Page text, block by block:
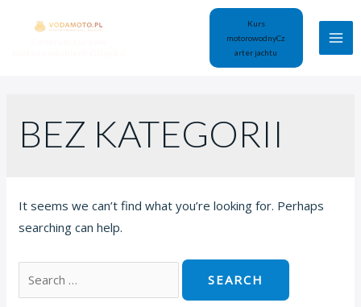
Kurs
motorowodnyCz
arter jachtu
BEZ KATEGORII
It seems we can’t find what you’re looking for. Perhaps
searching can help.